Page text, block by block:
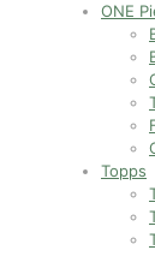
ONE
Topps